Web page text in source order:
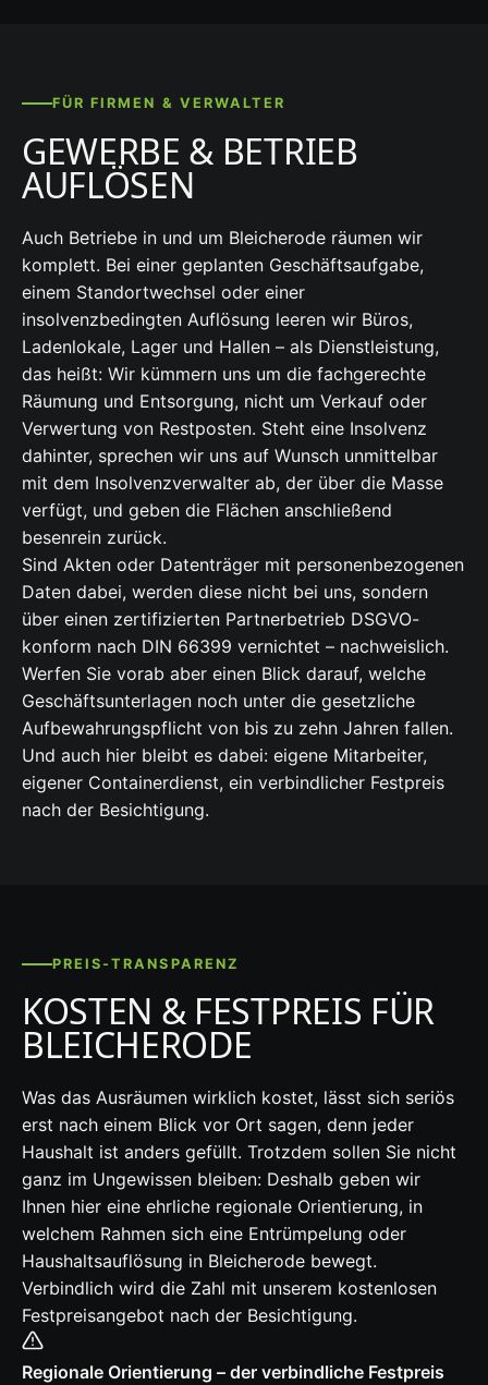
FÜR FIRMEN & VERWALTER
GEWERBE & BETRIEB
AUFLÖSEN
Auch Betriebe in und um Bleicherode räumen wir
komplett. Bei einer geplanten Geschäftsaufgabe,
einem Standortwechsel oder einer
insolvenzbedingten Auflösung leeren wir Büros,
Ladenlokale, Lager und Hallen – als Dienstleistung,
das heißt: Wir kümmern uns um die fachgerechte
Räumung und Entsorgung, nicht um Verkauf oder
Verwertung von Restposten. Steht eine Insolvenz
dahinter, sprechen wir uns auf Wunsch unmittelbar
mit dem Insolvenzverwalter ab, der über die Masse
verfügt, und geben die Flächen anschließend
besenrein zurück.
Sind Akten oder Datenträger mit personenbezogenen
Daten dabei, werden diese nicht bei uns, sondern
über einen zertifizierten Partnerbetrieb DSGVO-
konform nach DIN 66399 vernichtet – nachweislich.
Werfen Sie vorab aber einen Blick darauf, welche
Geschäftsunterlagen noch unter die gesetzliche
Aufbewahrungspflicht von bis zu zehn Jahren fallen.
Und auch hier bleibt es dabei: eigene Mitarbeiter,
eigener Containerdienst, ein verbindlicher Festpreis
nach der Besichtigung.
PREIS-TRANSPARENZ
KOSTEN & FESTPREIS FÜR
BLEICHERODE
Was das Ausräumen wirklich kostet, lässt sich seriös
erst nach einem Blick vor Ort sagen, denn jeder
Haushalt ist anders gefüllt. Trotzdem sollen Sie nicht
ganz im Ungewissen bleiben: Deshalb geben wir
Ihnen hier eine ehrliche regionale Orientierung, in
welchem Rahmen sich eine Entrümpelung oder
Haushaltsauflösung in Bleicherode bewegt.
Verbindlich wird die Zahl mit unserem kostenlosen
Festpreisangebot nach der Besichtigung.
Regionale Orientierung – der verbindliche Festpreis